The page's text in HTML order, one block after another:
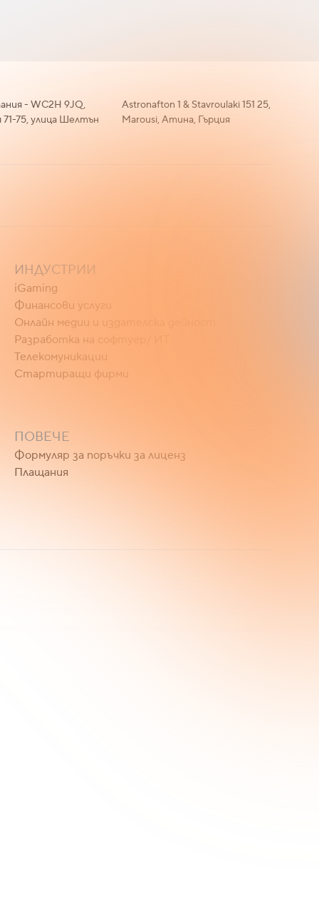
- WC2H 9JQ,
75, улица Шелтън
Astronafton 1 & Stavroulaki 151 25,
Marousi, Атина, Гърция
ИНДУСТРИИ
iGaming
Финансови услуги
Онлайн медии и издателска дейност
Разработка на софтуер/ ИТ
Телекомуникации
Стартиращи фирми
ПОВЕЧЕ
Формуляр за поръчки за лиценз
Плащания